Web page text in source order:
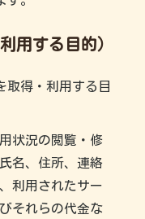
用する目的）
取得・利用する目
状況の閲覧・修
名、住所、連絡
利用されたサー
それらの代金な